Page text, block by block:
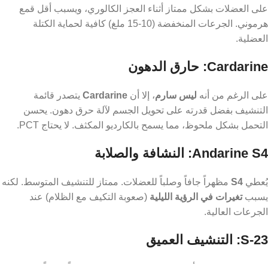
يُعتبرOstarineالخيار الأفضل للمبتدئين في فترات التنشيف. يحافظ
على العضلات بشكل ممتاز أثناء العجز الكالوري، ويسبب أقل قمع
على الرغم من أنهليس سارم، إلا أنCardarine يتصدر قائمة
التنشيف بفضل قدرته على تحويل الجسم لآلة حرق دهون. يحسن
يُعطي S4مظهراً جافاً وصلباً للعضلات. ممتاز للتنشيف المتوسط. لكنه
يسببتغيرات في الرؤية الليلية